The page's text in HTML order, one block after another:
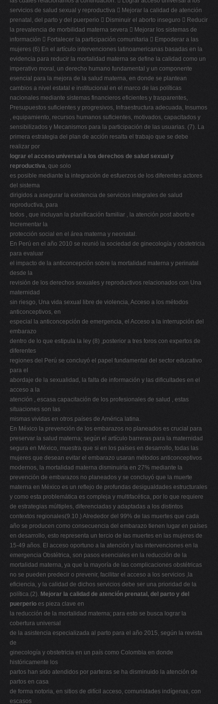
servicios de salud sexual y reproductiva  Mejorar la calidad de atención
prenatal, del parto y del puerperio  Disminuir el aborto inseguro  Reducir
la prevalencia de morbilidad materna severa  Mejorar los sistemas de
información  Fortalecer la participación comunitaria  Empoderar a las
mujeres (6) En el artículo intervenciones latinoamericanas basadas en la
evidencia para reducir la mortalidad materna se define la calidad como un
imperativo moral, un derecho humano fundamental y un componente
esencial para la mejora de la salud materna, en donde se plantean
cambios a nivel estatal e institucional en el marco de las políticas
nacionales mediante sistemas financieros eficientes y trasparentes,
Presupuestos suficientes y progresivos, Infraestructura adecuada, Insumos
, equipamiento, recursos humanos suficientes, motivados, capacitados y
sensibilizados y Mecanismos para la participación de las usuarias. (7). La
primera estrategia del plan de acción resalta el trabajo que se debe
realizar por
lograr el acceso universal a los derechos de salud sexual y
reproductiva, que solo
es posible mediante la integración de esfuerzos de los diferentes actores
del sistema
dirigidos a asegurar la existencia de servicios integrales de salud
reproductiva, para
todos , que incluyan la planificación familiar , la atención post aborto e
Incrementar la
protección social en el área materna y neonatal.
En Perú en el año 2010 se reunió la sociedad de ginecología y obstetricia
para evaluar
el impacto de la anticoncepción sobre la mortalidad materna y perinatal
desde la
revisión de los derechos sexuales y reproductivos relacionados con Una
maternidad
sin riesgo, Una vida sexual libre de violencia, Acceso a los métodos
anticonceptivos, en
especial la anticoncepción de emergencia, el Acceso a la interrupción del
embarazo
dentro de lo que estipula la ley (8) ,posterior a tres foros con expertos de
diferentes
regiones del Perú se concluyó el papel fundamental del sector educativo
para el
abordaje de la sexualidad, la falta de información y las dificultades en el
acceso a la
atención , escasa capacitación de los profesionales de salud , estas
situaciones son las
mismas vividas en otros países de América latina.
En México la prevención de los embarazos no planeados es crucial para
preservar la salud materna; según el artículo barreras para la maternidad
segura en México, muestra que si en los países en desarrollo, todas las
mujeres que desean evitar el embarazo usaran métodos anticonceptivos
modernos, la mortalidad materna disminuiría en 27% mediante la
prevención de embarazos no planeados y se concluyó que la muerte
materna en México es un reflejo de profundas desigualdades estructurales
y como esta problemática es compleja y multifacética, por lo que requiere
de estrategias múltiples, diferenciadas y adaptadas a los distintos
contextos regionales(9.10.) Alrededor del 99% de las muertes que cada
año se producen como consecuencia del embarazo tienen lugar en países
en desarrollo, esto representa un tercio de las muertes en las mujeres de
15-49 años. El acceso oportuno a la atención y las intervenciones en la
emergencia Obstétrica, son pasos esenciales en la reducción de la
mortalidad materna, ya que la mayoría de las complicaciones obstétricas
no se pueden predecir o prevenir, facilitar el acceso a los servicios ,la
eficiencia, y la calidad de dichos servicios debe ser una prioridad de la
política.(2). Mejorar la calidad de atención prenatal, del parto y del
puerperio es pieza clave en
la reducción de la mortalidad materna; para esto se busca lograr la
cobertura universal
de la asistencia especializada al parto para el año 2015, según la revista
de
ginecología y obstetricia en un país como Colombia en donde
históricamente los
partos han sido atendidos por parteras se ha disminuido la atención de
partos en casa
de forma notoria, en sitios de difícil acceso, comunidades indígenas, con
escasos